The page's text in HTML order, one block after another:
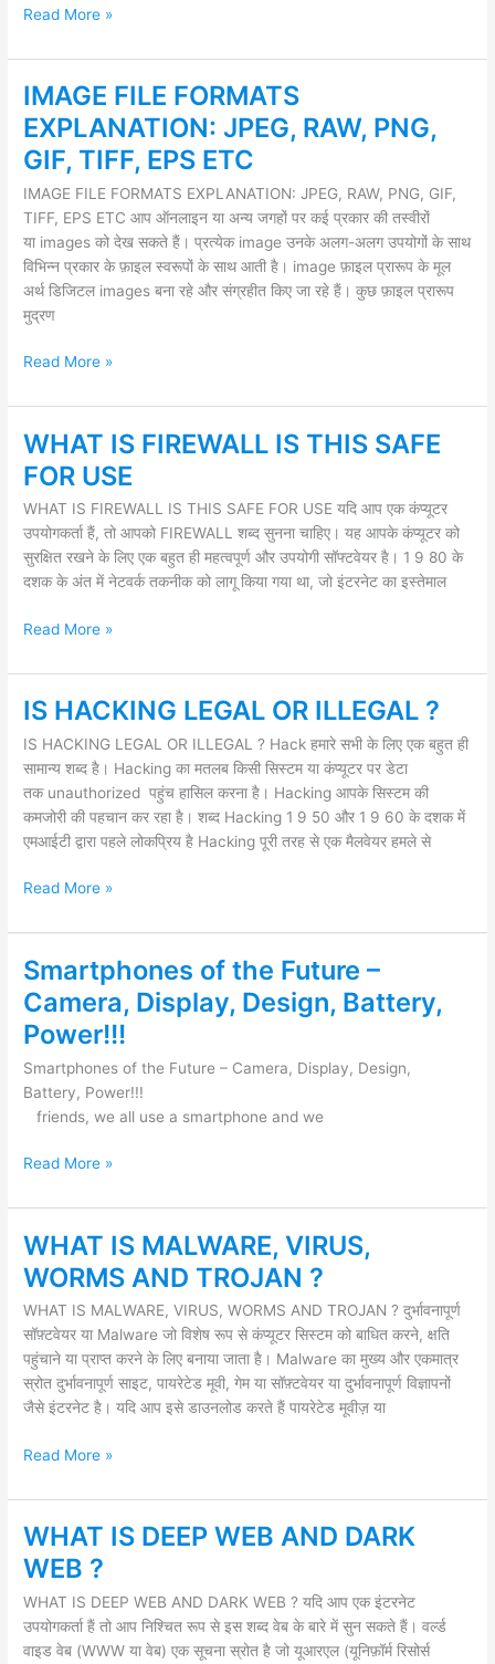
HINDI
Read More »
IMAGE FILE FORMATS
EXPLANATION: JPEG, RAW, PNG,
GIF, TIFF, EPS ETC
IMAGE FILE FORMATS EXPLANATION: JPEG, RAW, PNG, GIF,
TIFF, EPS ETC आप ऑनलाइन या अन्य जगहों पर कई प्रकार की तस्वीरों
या images को देख सकते हैं। प्रत्येक image उनके अलग-अलग उपयोगों के साथ
विभिन्न प्रकार के फ़ाइल स्वरूपों के साथ आती है। image फ़ाइल प्रारूप के मूल
अर्थ डिजिटल images बना रहे और संग्रहीत किए जा रहे हैं। कुछ फ़ाइल प्रारूप
मुद्रण
IMAGE
FILE
FORMATS
EXPLANATION:
JPEG,
RAW,
PNG,
GIF,
TIFF,
EPS
Read More »
WHAT IS FIREWALL IS THIS SAFE
FOR USE
WHAT IS FIREWALL IS THIS SAFE FOR USE यदि आप एक कंप्यूटर
उपयोगकर्ता हैं, तो आपको FIREWALL शब्द सुनना चाहिए। यह आपके कंप्यूटर को
सुरक्षित रखने के लिए एक बहुत ही महत्वपूर्ण और उपयोगी सॉफ्टवेयर है। 1 9 80 के
दशक के अंत में नेटवर्क तकनीक को लागू किया गया था, जो इंटरनेट का इस्तेमाल
WHAT
IS
FIREWALL
IS
THIS
SAFE
FOR
Read More »
IS HACKING LEGAL OR ILLEGAL ?
IS HACKING LEGAL OR ILLEGAL ? Hack हमारे सभी के लिए एक बहुत ही
सामान्य शब्द है। Hacking का मतलब किसी सिस्टम या कंप्यूटर पर डेटा
तक unauthorized पहुंच हासिल करना है। Hacking आपके सिस्टम की
कमजोरी की पहचान कर रहा है। शब्द Hacking 1 9 50 और 1 9 60 के दशक में
एमआईटी द्वारा पहले लोकप्रिय है Hacking पूरी तरह से एक मैलवेयर हमले से
IS
LEGAL
OR
ILLEGAL
?
Read More »
Smartphones of the Future –
Camera, Display, Design, Battery,
Power!!!
Smartphones of the Future – Camera, Display, Design,
Battery, Power!!!
friends, we all use a smartphone and we
Smartphones
of
the
Future
–
Camera,
Display,
Battery,
Read More »
WHAT IS MALWARE, VIRUS,
WORMS AND TROJAN ?
WHAT IS MALWARE, VIRUS, WORMS AND TROJAN ? दुर्भावनापूर्ण
सॉफ़्टवेयर या Malware जो विशेष रूप से कंप्यूटर सिस्टम को बाधित करने, क्षति
पहुंचाने या प्राप्त करने के लिए बनाया जाता है। Malware का मुख्य और एकमात्र
स्रोत दुर्भावनापूर्ण साइट, पायरेटेड मूवी, गेम या सॉफ़्टवेयर या दुर्भावनापूर्ण विज्ञापनों
जैसे इंटरनेट है। यदि आप इसे डाउनलोड करते हैं पायरेटेड मूवीज़ या
WHAT
IS
MALWARE,
VIRUS,
WORMS
AND
TROJAN
?
Read More »
WHAT IS DEEP WEB AND DARK
WEB ?
WHAT IS DEEP WEB AND DARK WEB ? यदि आप एक इंटरनेट
उपयोगकर्ता हैं तो आप निश्चित रूप से इस शब्द वेब के बारे में सुन सकते हैं। वर्ल्ड
वाइड वेब (WWW या वेब) एक सूचना स्रोत है जो यूआरएल (यूनिफ़ॉर्म रिसोर्स
WHAT
IS
DEEP
WEB
AND
DARK